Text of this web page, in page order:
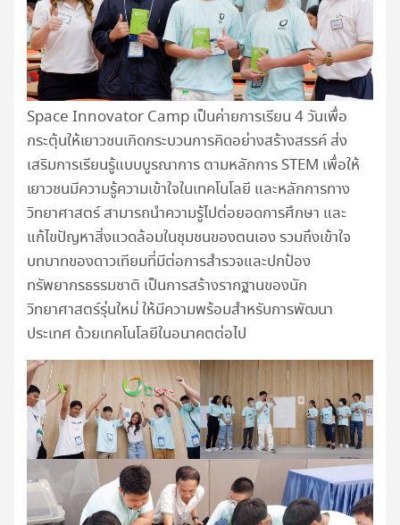
Space Innovator Camp เป็นค่ายการเรียน 4 วันเพื่อ
กระตุ้นให้เยาวชนเกิดกระบวนการคิดอย่างสร้างสรรค์ ส่ง
เสริมการเรียนรู้แบบบูรณาการ ตามหลักการ STEM เพื่อให้
เยาวชนมีความรู้ความเข้าใจในเทคโนโลยี และหลักการทาง
วิทยาศาสตร์ สามารถนำความรู้ไปต่อยอดการศึกษา และ
แก้ไขปัญหาสิ่งแวดล้อมในชุมชนของตนเอง รวมถึงเข้าใจ
บทบาทของดาวเทียมที่มีต่อการสำรวจและปกป้อง
ทรัพยากรธรรมชาติ เป็นการสร้างรากฐานของนัก
วิทยาศาสตร์รุ่นใหม่ ให้มีความพร้อมสำหรับการพัฒนา
ประเทศ ด้วยเทคโนโลยีในอนาคตต่อไป